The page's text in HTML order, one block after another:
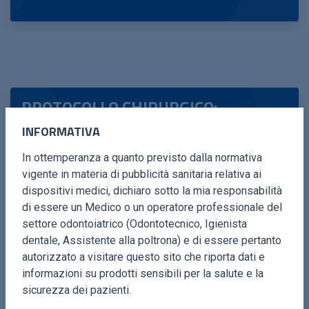
PROTOCOLLO CHIRURGICO:
Assemblaggio
camera di cavitazione in silicone medicale nel
manipolo Surgyman e fissarlo con una chiave
dinamometrica.
Procedura: Sollevare un lembo a spessore totale,
rimuovere il tessuto di granulazione e decontaminare
la superficie implantare interna ed esterna. Attivare il
dispositivo per 3 minuti con pause ogni 60 secondi
(U 40, V 80, P 50).
INFORMATIVA
In ottemperanza a quanto previsto dalla normativa
vigente in materia di pubblicità sanitaria relativa ai
dispositivi medici, dichiaro sotto la mia responsabilità
di essere un Medico o un operatore professionale del
settore odontoiatrico (Odontotecnico, Igienista
dentale, Assistente alla poltrona) e di essere pertanto
autorizzato a visitare questo sito che riporta dati e
informazioni su prodotti sensibili per la salute e la
sicurezza dei pazienti.